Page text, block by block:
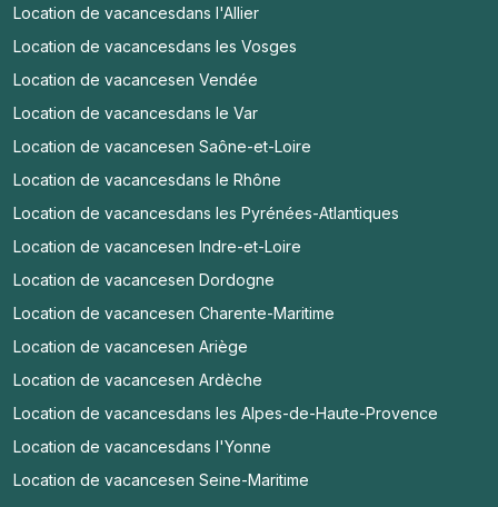
Location de vacancesdans l'Allier
Location de vacancesdans les Vosges
Location de vacancesen Vendée
Location de vacancesdans le Var
Location de vacancesen Saône-et-Loire
Location de vacancesdans le Rhône
Location de vacancesdans les Pyrénées-Atlantiques
Location de vacancesen Indre-et-Loire
Location de vacancesen Dordogne
Location de vacancesen Charente-Maritime
Location de vacancesen Ariège
Location de vacancesen Ardèche
Location de vacancesdans les Alpes-de-Haute-Provence
Location de vacancesdans l'Yonne
Location de vacancesen Seine-Maritime